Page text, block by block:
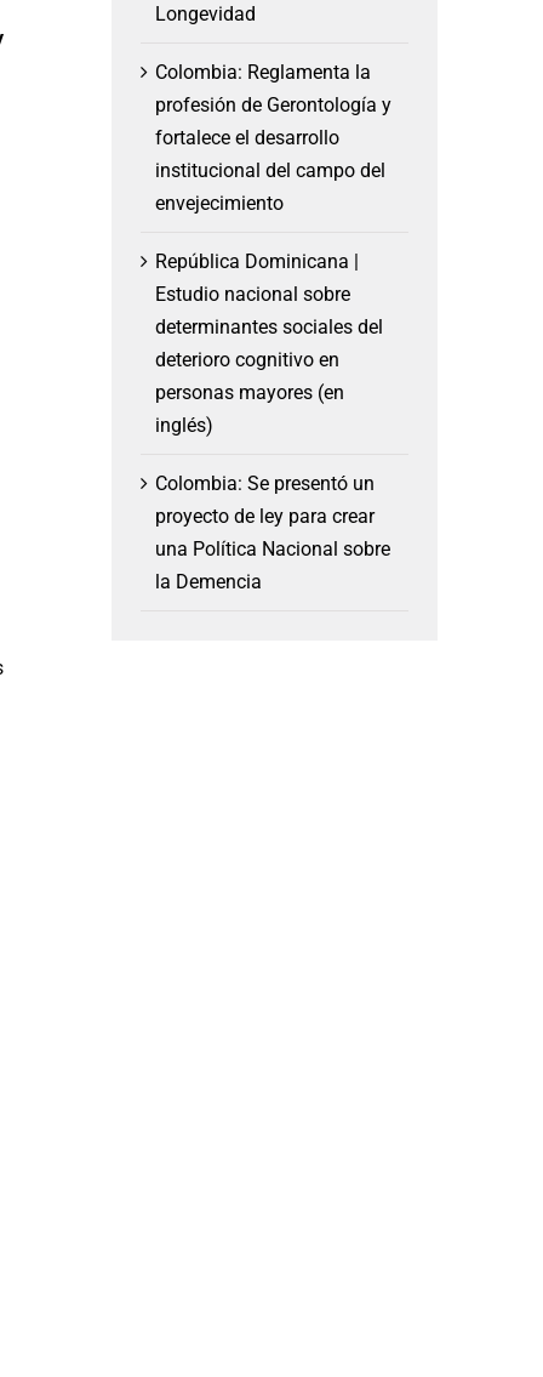
Longevidad
Colombia: Reglamenta la
profesión de Gerontología y
fortalece el desarrollo
institucional del campo del
envejecimiento
República Dominicana |
Estudio nacional sobre
determinantes sociales del
deterioro cognitivo en
personas mayores (en
inglés)
Colombia: Se presentó un
proyecto de ley para crear
una Política Nacional sobre
la Demencia